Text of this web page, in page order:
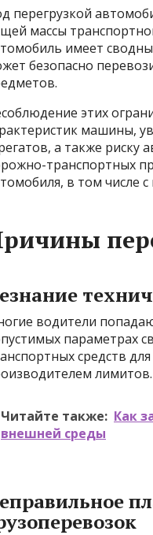
перегрузкой
массы
имеет
безопасно
этих
машины,
а также риску
транспортных
в том числе с
водители
параметрах
средств
лимитов.
Читайте также: Как
внешней среды